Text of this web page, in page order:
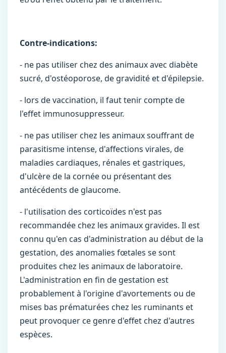
Contre-indications:
- ne pas utiliser chez des animaux avec diabète
sucré, d'ostéoporose, de gravidité et d'épilepsie.
- lors de vaccination, il faut tenir compte de
l'effet immunosuppresseur.
- ne pas utiliser chez les animaux souffrant de
parasitisme intense, d'affections virales, de
maladies cardiaques, rénales et gastriques,
d'ulcère de la cornée ou présentant des
antécédents de glaucome.
- l'utilisation des corticoïdes n'est pas
recommandée chez les animaux gravides. Il est
connu qu'en cas d'administration au début de la
gestation, des anomalies fœtales se sont
produites chez les animaux de laboratoire.
L'administration en fin de gestation est
probablement à l'origine d'avortements ou de
mises bas prématurées chez les ruminants et
peut provoquer ce genre d'effet chez d'autres
espèces.